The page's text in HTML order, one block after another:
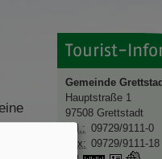
Tourist-
Gemeinde
Hauptstraße 1
97508 Grettstadt
Tel.: 09729/9111-0
Fax: 09729/9111-18